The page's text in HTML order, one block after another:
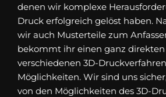
denen wir komplexe
Druck erfolgreich gelöst haben.
wir auch Musterteile zum
bekommt ihr einen ganz
verschiedenen 3D-
Möglichkeiten. Wir sind uns
von den Möglichkeiten des 3D-